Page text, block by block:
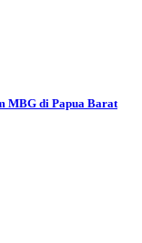
MBG di Papua Barat